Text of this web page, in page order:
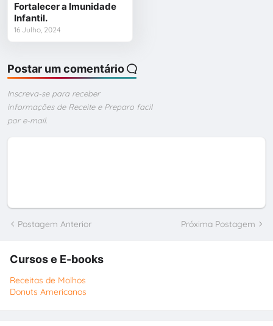
Fortalecer a Imunidade
Infantil.
16 Julho, 2024
Postar um comentário
Inscreva-se para receber
informações de Receite e Preparo facil
por e-mail.
Postagem Anterior Próxima Postagem
Cursos e E-books
Receitas de Molhos
Donuts Americanos